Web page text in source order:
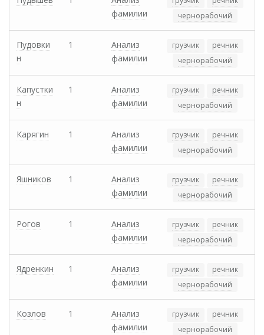
фамилии
чернорабочий
Пудовки
н
1
Анализ
фамилии
грузчик
речник
чернорабочий
Капустки
н
1
Анализ
фамилии
грузчик
речник
чернорабочий
Карягин 1
Анализ
фамилии
грузчик
речник
чернорабочий
Яшников 1
Анализ
фамилии
грузчик
речник
чернорабочий
Рогов 1
Анализ
фамилии
грузчик
речник
чернорабочий
Ядренкин 1
Анализ
фамилии
грузчик
речник
чернорабочий
Козлов 1
Анализ
фамилии
грузчик
речник
чернорабочий